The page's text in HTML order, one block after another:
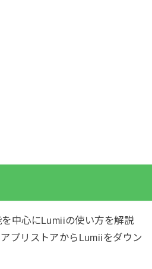
中心にLumiiの使い方を解説
プリストアからLumiiをダウン